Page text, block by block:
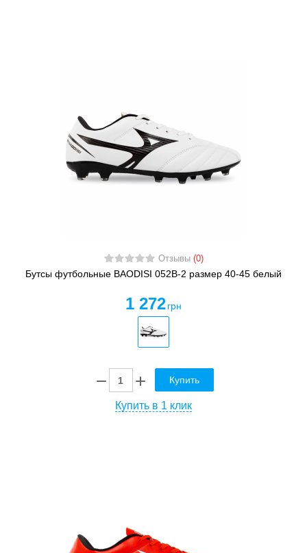
Отзывы (0)
Бутсы футбольные BAODISI 052B-2 размер 40-45 белый
1 272 грн
Купить
Купить в 1 клик